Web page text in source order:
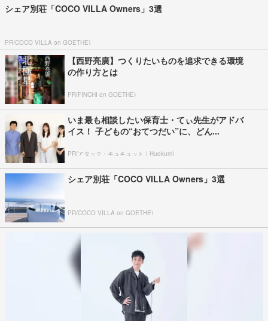
シェア別荘「COCO VILLA Owners」3選
PR(COCO VILLA on GOETHE)
【西野亮廣】つくりたいものを追求できる環境
の作り方とは
PR(FINCHI on GOETHE)
いま最も相談したい保育士・てぃ先生がアドバ
イス！ 子どもの“おてつだい”に、どん...
PR(アタック・キュキュット｜Hugkum)
シェア別荘「COCO VILLA Owners」3選
PR(COCO VILLA on GOETHE)